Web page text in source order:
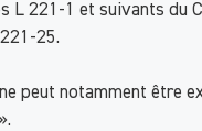
L 221-1 et suivants du
25.
peut notamment être